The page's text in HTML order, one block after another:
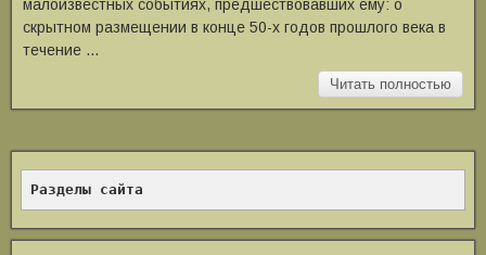
малоизвестных событиях, предшествовавших ему: о
скрытном размещении в конце 50-х годов прошлого века в
течение …
Читать полностью
Разделы сайта